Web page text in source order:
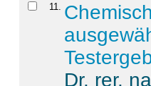
11
Dr. rer.